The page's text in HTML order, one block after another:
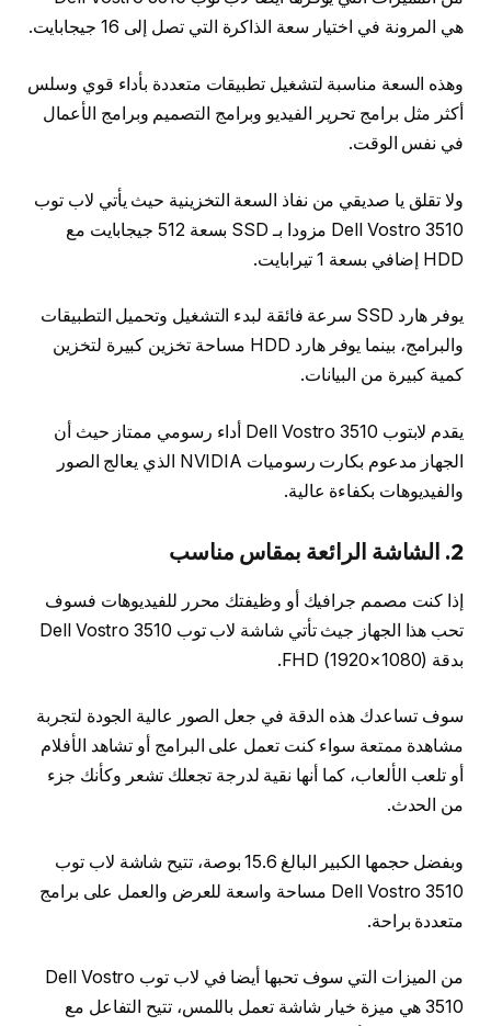
هي المرونة في اختيار سعة الذاكرة التي تصل إلى 16 جيجابايت.
وهذه السعة مناسبة لتشغيل تطبيقات متعددة بأداء قوي وسلس
أكثر مثل برامج تحرير الفيديو وبرامج التصميم وبرامج الأعمال
في نفس الوقت.
ولا تقلق يا صديقي من نفاذ السعة التخزينية حيث يأتي لاب توب
Dell Vostro 3510 مزودا بـ SSD بسعة 512 جيجابايت مع
HDD إضافي بسعة 1 تيرابايت.
يوفر هارد SSD سرعة فائقة لبدء التشغيل وتحميل التطبيقات
والبرامج، بينما يوفر هارد HDD مساحة تخزين كبيرة لتخزين
كمية كبيرة من البيانات.
يقدم لابتوب Dell Vostro 3510 أداء رسومي ممتاز حيث أن
الجهاز مدعوم بكارت رسوميات ‎NVIDIA الذي يعالج الصور
والفيديوهات بكفاءة عالية.
2. الشاشة الرائعة بمقاس مناسب
إذا كنت مصمم جرافيك أو وظيفتك محرر للفيديوهات فسوف
تحب هذا الجهاز جيث تأتي شاشة لاب توب Dell Vostro 3510
بدقة FHD (1920×1080).
سوف تساعدك هذه الدقة في جعل الصور عالية الجودة لتجربة
مشاهدة ممتعة سواء كنت تعمل على البرامج أو تشاهد الأفلام
أو تلعب الألعاب، كما أنها نقية لدرجة تجعلك تشعر وكأنك جزء
من الحدث.
وبفضل حجمها الكبير البالغ 15.6 بوصة، تتيح شاشة لاب توب
Dell Vostro 3510 مساحة واسعة للعرض والعمل على برامج
متعددة براحة.
من الميزات التي سوف تحبها أيضا في لاب توب Dell Vostro
3510 هي ميزة خيار شاشة تعمل باللمس، تتيح التفاعل مع